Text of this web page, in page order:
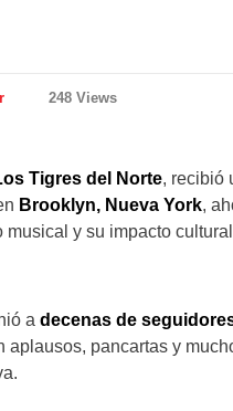
248 Views
Tigres del Norte, recibió
Brooklyn, Nueva York,
y su impacto
a decenas de
aplausos, pancartas y